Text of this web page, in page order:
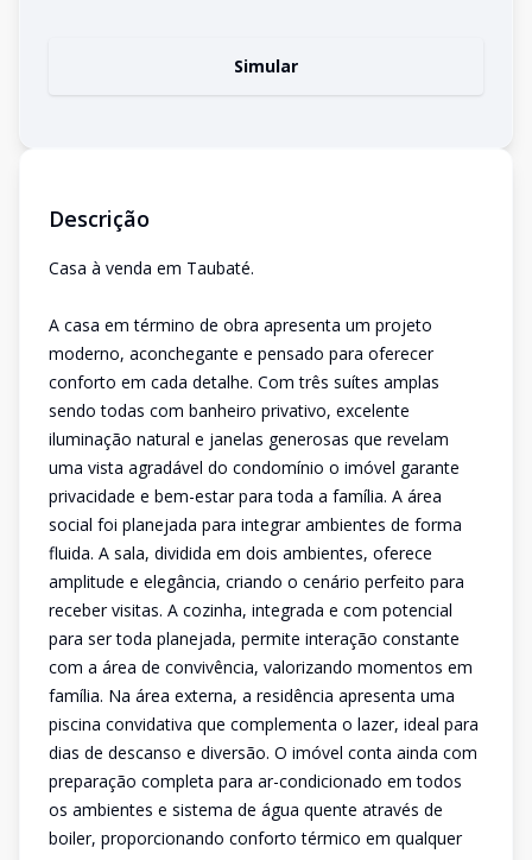
Simular
Descrição
Casa à venda em Taubaté.
A casa em término de obra apresenta um projeto
moderno, aconchegante e pensado para oferecer
conforto em cada detalhe. Com três suítes amplas
sendo todas com banheiro privativo, excelente
iluminação natural e janelas generosas que revelam
uma vista agradável do condomínio o imóvel garante
privacidade e bem-estar para toda a família. A área
social foi planejada para integrar ambientes de forma
fluida. A sala, dividida em dois ambientes, oferece
amplitude e elegância, criando o cenário perfeito para
receber visitas. A cozinha, integrada e com potencial
para ser toda planejada, permite interação constante
com a área de convivência, valorizando momentos em
família. Na área externa, a residência apresenta uma
piscina convidativa que complementa o lazer, ideal para
dias de descanso e diversão. O imóvel conta ainda com
preparação completa para ar-condicionado em todos
os ambientes e sistema de água quente através de
boiler, proporcionando conforto térmico em qualquer